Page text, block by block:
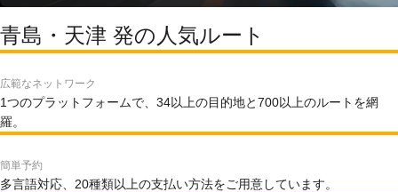
青島・天津 発の人気ルート
広範なネットワーク
1つのプラットフォームで、34以上の目的地と700以上のルートを網
羅。
簡単予約
多言語対応、20種類以上の支払い方法をご用意しています。